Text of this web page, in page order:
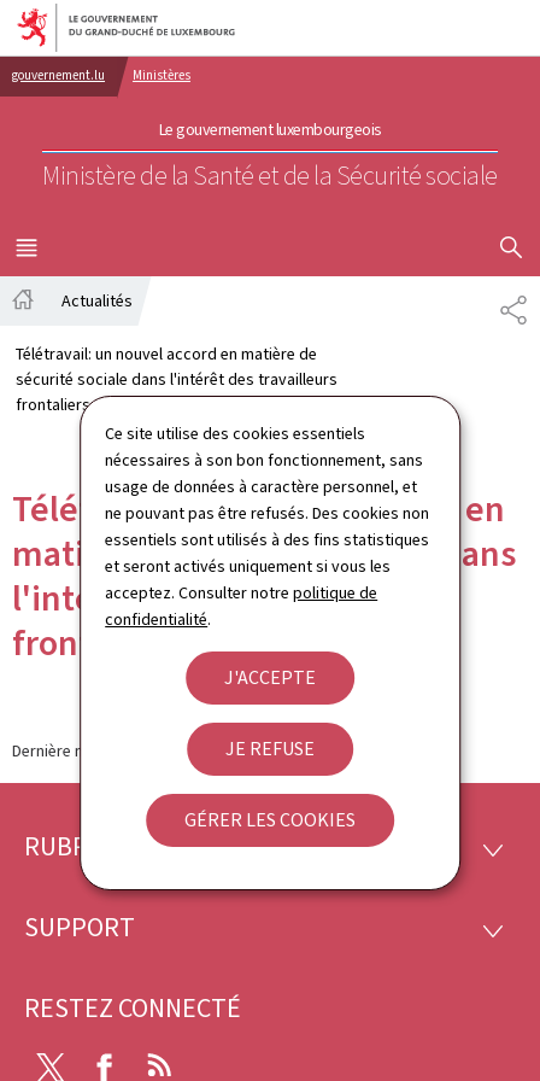
Ce site utilise des cookies essentiels
nécessaires à son bon fonctionnement, sans
usage de données à caractère personnel, et
ne pouvant pas être refusés. Des cookies non
essentiels sont utilisés à des fins statistiques
et seront activés uniquement si vous les
acceptez. Consulter notrepolitique de
confidentialité.
J'ACCEPTE
JE REFUSE
GÉRER LES COOKIES
Aller au menu principal
Aller au contenu
gouvernement.lu Ministères
Le gouvernement luxembourgeois
Ministère de la Santé et de la Sécurité sociale
MENU
PRINCIPAL
Actualités
Télétravail: un nouvel accord en matière de
sécurité sociale dans l'intérêt des travailleurs
frontaliers
Télétravail: un nouvel accord en
matière de sécurité sociale dans
l'intérêt des travailleurs
frontaliers
Dernière modification le 06.06.2023
Pied
page
RUBRIQUES
SUPPORT
RESTEZ CONNECTÉ
Facebook